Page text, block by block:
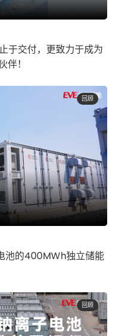
于交付，更致力于成为
！
回顾
池的400MWh独立储能
回顾